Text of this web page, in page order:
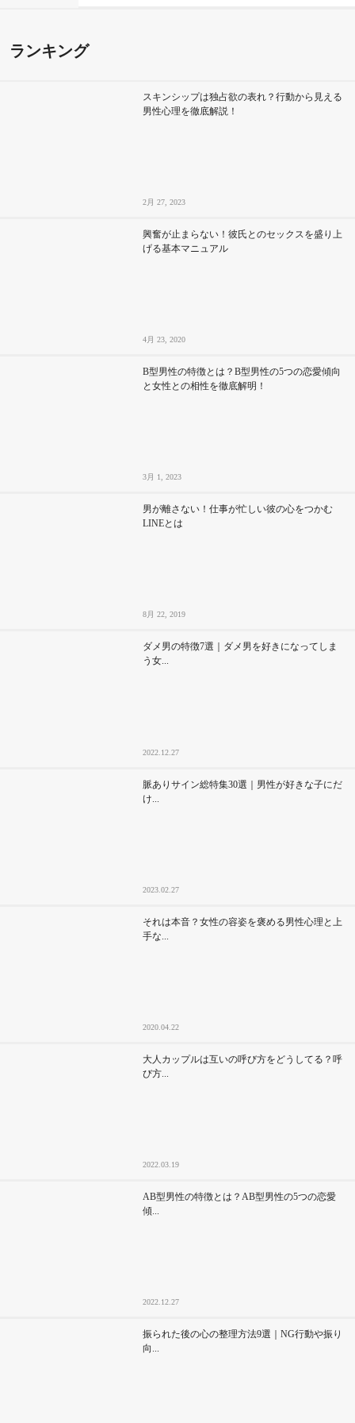
ランキング
スキンシップは独占欲の表れ？行動から見える
男性心理を徹底解説！
2月 27, 2023
興奮が止まらない！彼氏とのセックスを盛り上
げる基本マニュアル
4月 23, 2020
B型男性の特徴とは？B型男性の5つの恋愛傾向
と女性との相性を徹底解明！
3月 1, 2023
男が離さない！仕事が忙しい彼の心をつかむ
LINEとは
8月 22, 2019
ダメ男の特徴7選｜ダメ男を好きになってしま
う女...
2022.12.27
脈ありサイン総特集30選｜男性が好きな子にだ
け...
2023.02.27
それは本音？女性の容姿を褒める男性心理と上
手な...
2020.04.22
大人カップルは互いの呼び方をどうしてる？呼
び方...
2022.03.19
AB型男性の特徴とは？AB型男性の5つの恋愛
傾...
2022.12.27
振られた後の心の整理方法9選｜NG行動や振り
向...